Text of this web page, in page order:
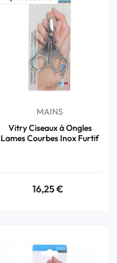
MAINS
Vitry Ciseaux à Ongles
Lames Courbes Inox Furtif
16,25 €